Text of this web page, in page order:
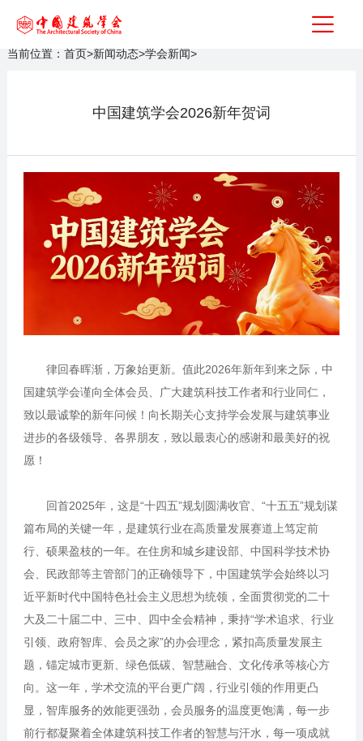
当前位置： 首页>新闻动态>学会新闻>
中国建筑学会2026新年贺词
律回春晖渐，万象始更新。值此2026年新年到来之际，中
国建筑学会谨向全体会员、广大建筑科技工作者和行业同仁，
致以最诚挚的新年问候！向长期关心支持学会发展与建筑事业
进步的各级领导、各界朋友，致以最衷心的感谢和最美好的祝
愿！
回首2025年，这是“十四五”规划圆满收官、“十五五”规划谋
篇布局的关键一年，是建筑行业在高质量发展赛道上笃定前
行、硕果盈枝的一年。在住房和城乡建设部、中国科学技术协
会、民政部等主管部门的正确领导下，中国建筑学会始终以习
近平新时代中国特色社会主义思想为统领，全面贯彻党的二十
大及二十届二中、三中、四中全会精神，秉持“学术追求、行业
引领、政府智库、会员之家”的办会理念，紧扣高质量发展主
题，锚定城市更新、绿色低碳、智慧融合、文化传承等核心方
向。这一年，学术交流的平台更广阔，行业引领的作用更凸
显，智库服务的效能更强劲，会员服务的温度更饱满，每一步
前行都凝聚着全体建筑科技工作者的智慧与汗水，每一项成就